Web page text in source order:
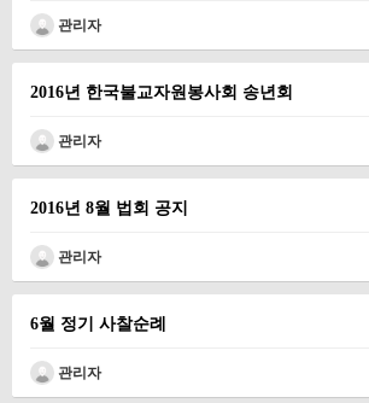
관리자
2016년 한국불교자원봉사회 송년회
관리자
2016년 8월 법회 공지
관리자
6월 정기 사찰순례
관리자